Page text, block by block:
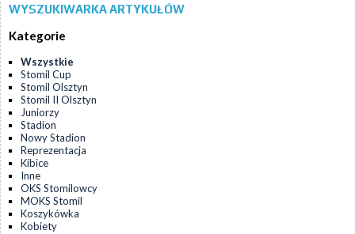
WYSZUKIWARKA ARTYKUŁÓW
Kategorie
Wszystkie
Stomil Cup
Stomil Olsztyn
Stomil II Olsztyn
Juniorzy
Stadion
Nowy Stadion
Reprezentacja
Kibice
Inne
OKS Stomilowcy
MOKS Stomil
Koszykówka
Kobiety